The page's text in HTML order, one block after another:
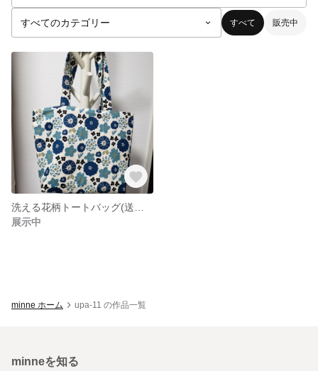
すべて 販売中
展示中
minne ホーム upa-11 の作品一覧
minneを知る